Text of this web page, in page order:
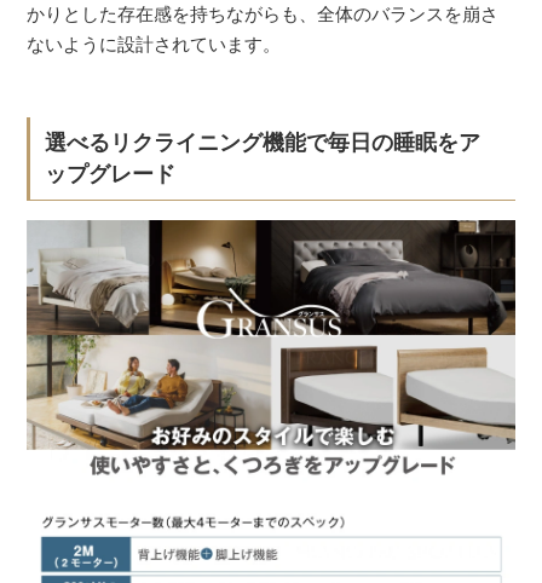
かりとした存在感を持ちながらも、全体のバランスを崩さ
ないように設計されています。
選べるリクライニング機能で毎日の睡眠をア
ップグレード